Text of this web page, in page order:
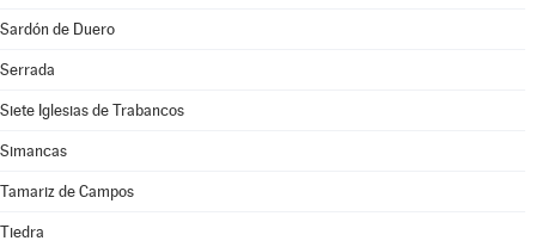
Sardón de Duero
Serrada
Siete Iglesias de Trabancos
Simancas
Tamariz de Campos
Tiedra